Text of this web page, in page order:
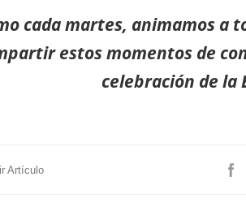
cada martes, animamos a
estos momentos de
celebración de la
Artículo